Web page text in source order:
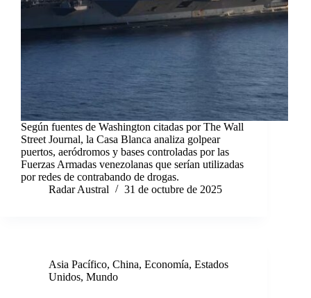
Según fuentes de Washington citadas por The Wall
Street Journal, la Casa Blanca analiza golpear
puertos, aeródromos y bases controladas por las
Fuerzas Armadas venezolanas que serían utilizadas
por redes de contrabando de drogas.
Radar Austral
31 de octubre de 2025
Asia Pacífico, China, Economía, Estados
Unidos, Mundo